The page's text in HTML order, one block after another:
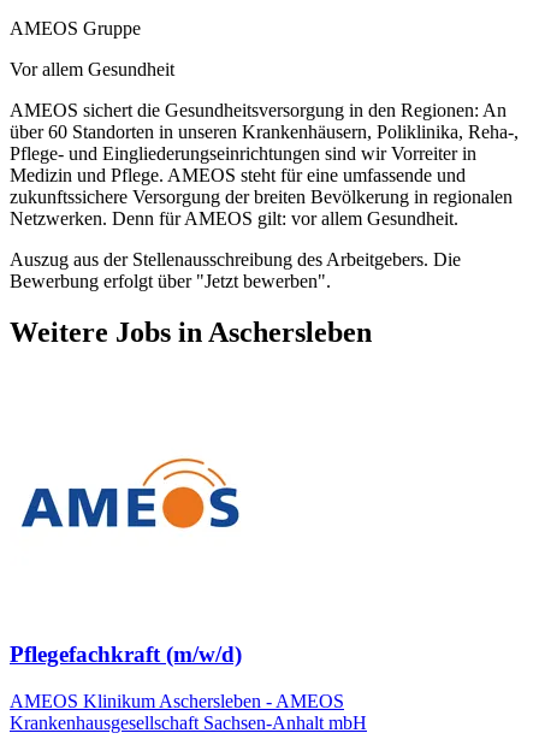
AMEOS Gruppe
Vor allem Gesundheit
AMEOS sichert die Gesundheitsversorgung in den Regionen: An
über 60 Standorten in unseren Krankenhäusern, Poliklinika, Reha-,
Pflege- und Eingliederungseinrichtungen sind wir Vorreiter in
Medizin und Pflege. AMEOS steht für eine umfassende und
zukunftssichere Versorgung der breiten Bevölkerung in regionalen
Netzwerken. Denn für AMEOS gilt: vor allem Gesundheit.
Auszug aus der Stellenausschreibung des Arbeitgebers. Die
Bewerbung erfolgt über "Jetzt bewerben".
Weitere Jobs inAschersleben
Pflegefachkraft (m/w/d)
AMEOS Klinikum Aschersleben - AMEOS
Krankenhausgesellschaft Sachsen-Anhalt mbH